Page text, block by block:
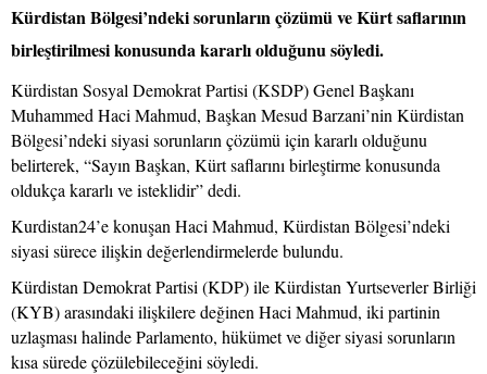
Kürdistan Bölgesi’ndeki sorunların çözümü ve Kürt saflarının
birleştirilmesi konusunda kararlı olduğunu söyledi.
Kürdistan Sosyal Demokrat Partisi (KSDP) Genel Başkanı
Muhammed Haci Mahmud, Başkan Mesud Barzani’nin Kürdistan
Bölgesi’ndeki siyasi sorunların çözümü için kararlı olduğunu
belirterek, “Sayın Başkan, Kürt saflarını birleştirme konusunda
oldukça kararlı ve isteklidir” dedi.
Kurdistan24’e konuşan Haci Mahmud, Kürdistan Bölgesi’ndeki
siyasi sürece ilişkin değerlendirmelerde bulundu.
Kürdistan Demokrat Partisi (KDP) ile Kürdistan Yurtseverler Birliği
(KYB) arasındaki ilişkilere değinen Haci Mahmud, iki partinin
uzlaşması halinde Parlamento, hükümet ve diğer siyasi sorunların
kısa sürede çözülebileceğini söyledi.